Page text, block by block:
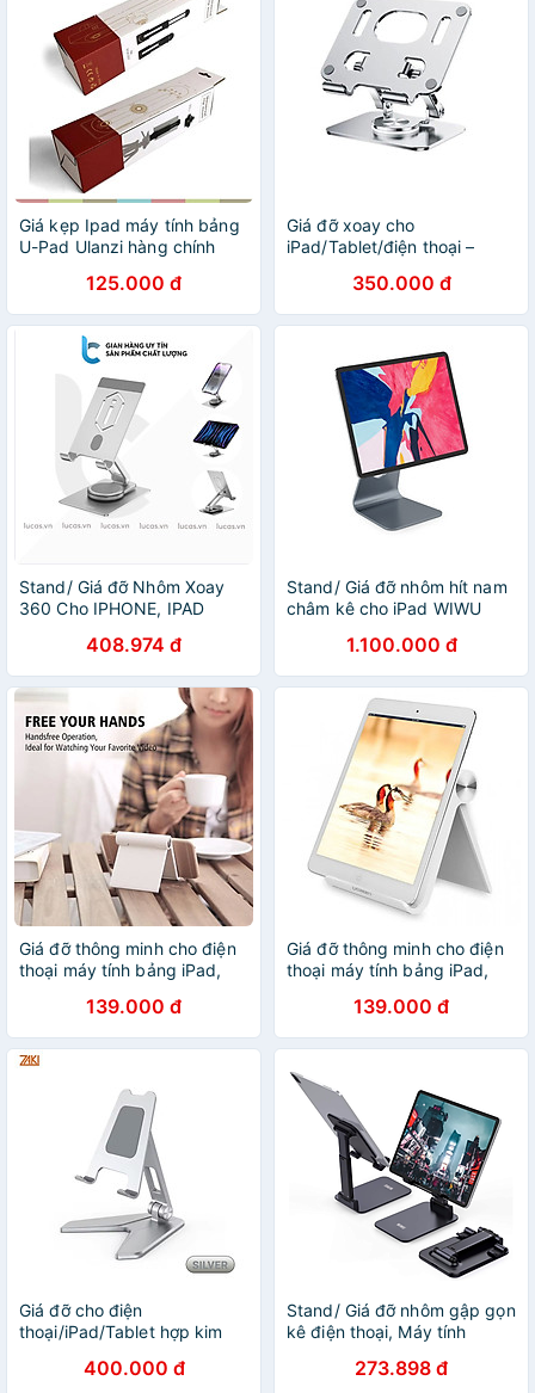
Giá kẹp Ipad máy tính bảng
U-Pad Ulanzi hàng chính
125.000 đ
Giá đỡ xoay cho
iPad/Tablet/điện thoại –
350.000 đ
Stand/ Giá đỡ Nhôm Xoay
360 Cho IPHONE, IPAD
408.974 đ
Stand/ Giá đỡ nhôm hít nam
châm kê cho iPad WIWU
1.100.000 đ
Giá đỡ thông minh cho điện
thoại máy tính bảng iPad,
Chính Hãng139.000 đ
Giá đỡ thông minh cho điện
thoại máy tính bảng iPad,
Chính Hãng139.000 đ
Giá đỡ cho điện
thoại/iPad/Tablet hợp kim
Hàng Chính Hãng
400.000 đ
Stand/ Giá đỡ nhôm gập gọn
kê điện thoại, Máy tính
Hàng Chính Hãng
273.898 đ